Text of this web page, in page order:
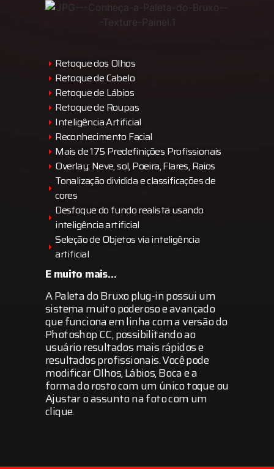
Retoque dos Olhos
Retoque de Cabelo
Retoque de Lábios
Retoque de Roupas
Inteligência Artificial
Reconhecimento Facial
Mais de 175 Predefinições Profissionais
Overlay: Neve, sol, Poeira, Flares, Raios
Tonalização dividida e classificações de
cores
Desfoque do fundo realista usando
inteligência artificial
Seleção de Objetos via inteligência
artificial
E muito mais…
A Paleta do Bruxo plug-in possui um
sistema muito poderoso e avançado
que funciona em linha com a versão do
Photoshop CC, possibilitando ao
usuário resultados mais rápidos e
resultados profissionais. Você pode
modificar Olhos, Lábios, Boca e a
forma do rosto com um único toque ou
Ajustar o assunto na foto com um
clique.